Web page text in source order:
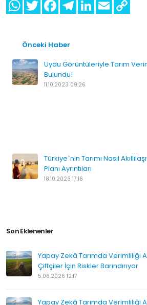
Önceki Haber
Uydu Görüntüleriyle Tarım
Bulundu!
11.10.2023 09:26
Türkiye`nin Tarımı Nasıl
Planı Ayrıntıları
18.10.2023 17:16
Son Eklenenler
Yapay Zekâ Tarımda Verimliliği
Çiftçiler İçin Riskler Barındırıyor
5.06.2026 12:17
Yapay Zekâ Tarımda Verimliliği